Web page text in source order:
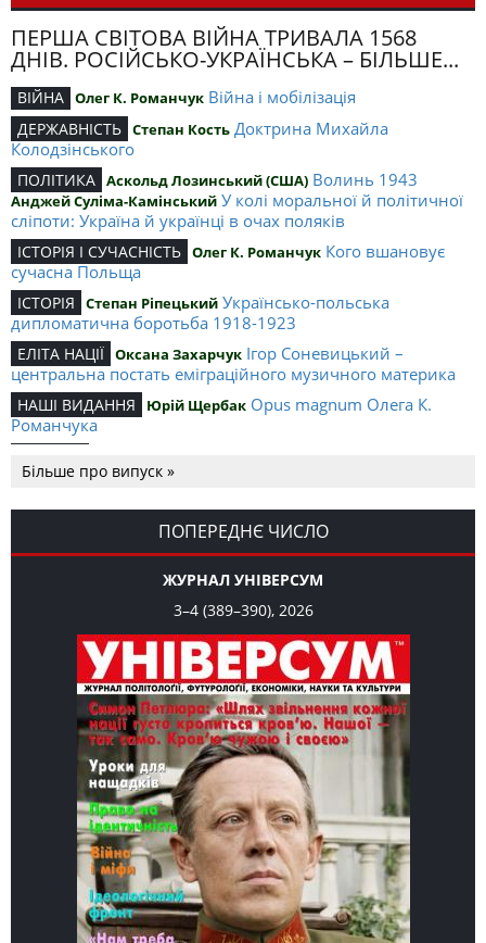
ПЕРША СВІТОВА ВІЙНА ТРИВАЛА 1568
ДНІВ. РОСІЙСЬКО-УКРАЇНСЬКА – БІЛЬШЕ...
ВІЙНА Олег К. Романчук Війна і мобілізація
ДЕРЖАВНІСТЬ Степан Кость Доктрина Михайла
Колодзінського
ПОЛІТИКА Аскольд Лозинський (США) Волинь 1943
Анджей Суліма-Камінський У колі моральної й політичної
сліпоти: Україна й українці в очах поляків
ІСТОРІЯ І СУЧАСНІСТЬ Олег К. Романчук Кого вшановує
сучасна Польща
ІСТОРІЯ Степан Ріпецький Українсько-польська
дипломатична боротьба 1918-1923
ЕЛІТА НАЦІЇ Оксана Захарчук Ігор Соневицький –
центральна постать еміграційного музичного материка
НАШІ ВИДАННЯ Юрій Щербак Opus magnum Олега К.
Романчука
Романчука
СЛОВО РЕДАКЦІЙНЕ Олег К. Романчук Журавель і синиця
як уособлення української політстратегії й тактики
Більше про випуск »
ПОПЕРЕДНЄ ЧИСЛО
ЖУРНАЛ УНІВЕРСУМ
3–4 (389–390), 2026